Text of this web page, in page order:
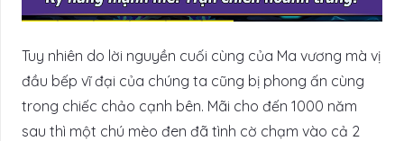
Tuy nhiên do lời nguyền cuối cùng của Ma vương mà vị
đầu bếp vĩ đại của chúng ta cũng bị phong ấn cùng
trong chiếc chảo cạnh bên. Mãi cho đến 1000 năm
sau thì một chú mèo đen đã tình cờ chạm vào cả 2